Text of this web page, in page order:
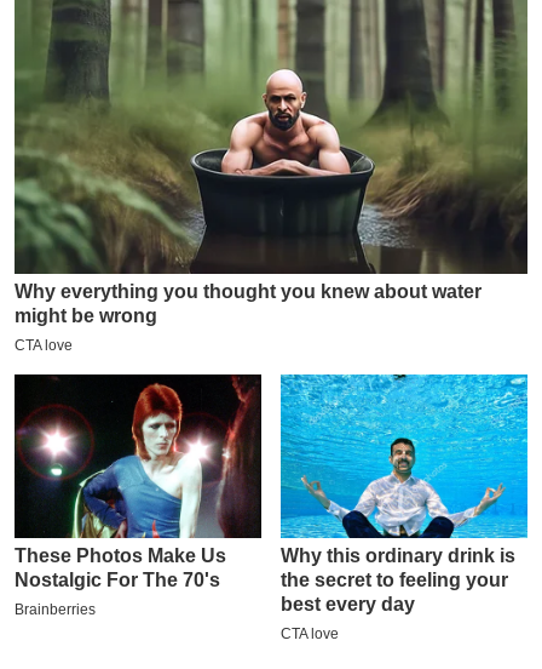
L
2
0
2
6
क्रा
इ
म
-
पे
प
मि
सा
ल